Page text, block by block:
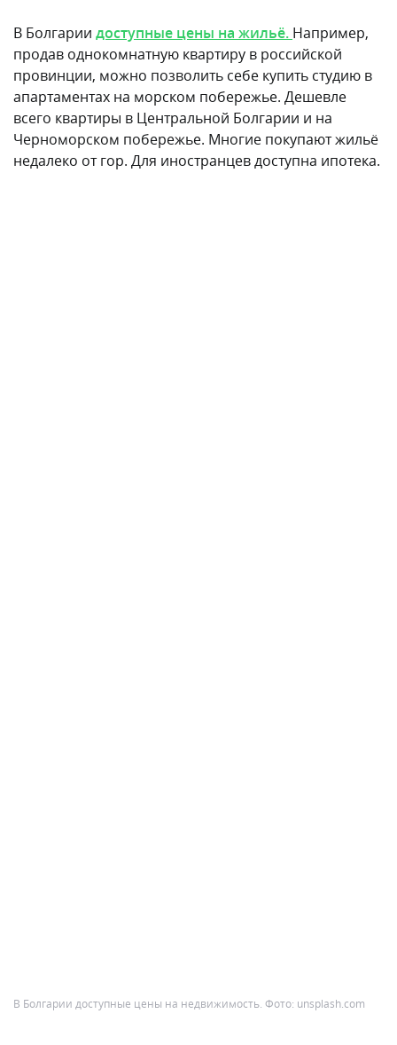
В Болгарии доступные цены на жильё. Например,
продав однокомнатную квартиру в российской
провинции, можно позволить себе купить студию в
апартаментах на морском побережье. Дешевле
всего квартиры в Центральной Болгарии и на
Черноморском побережье. Многие покупают жильё
недалеко от гор. Для иностранцев доступна ипотека.
В Болгарии доступные цены на недвижимость. Фото: unsplash.com